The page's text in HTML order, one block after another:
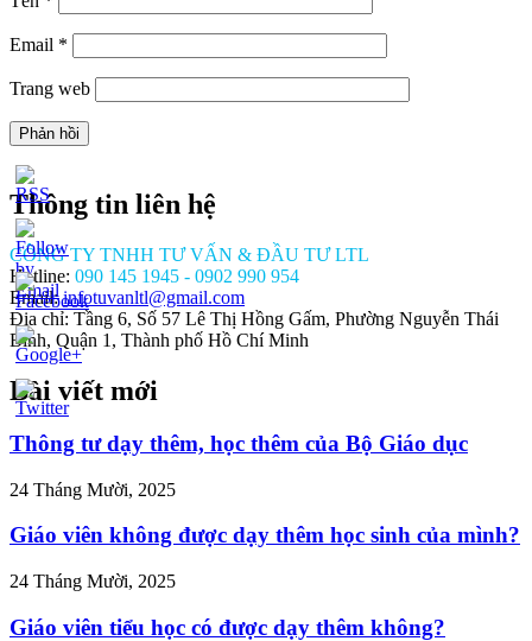
Email *
Trang web
cach-
Thông tin liên hệ
CÔNG TY TNHH TƯ VẤN & ĐẦU TƯ LTL
Hotline: 090 145 1945 - 0902 990 954
Email:infotuvanltl@gmail.com
Địa chỉ: Tầng 6, Số 57 Lê Thị Hồng Gấm, Phường Nguyễn Thái
Bình, Quận 1, Thành phố Hồ Chí Minh
Bài viết mới
Thông tư dạy thêm, học thêm của Bộ Giáo dục
24 Tháng Mười, 2025
Giáo viên không được dạy thêm học sinh của mình?
24 Tháng Mười, 2025
Giáo viên tiểu học có được dạy thêm không?